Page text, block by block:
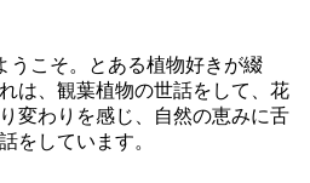
うこそ。とある植物好きが綴
は、観葉植物の世話をして、花
変わりを感じ、自然の恵みに舌
をしています。